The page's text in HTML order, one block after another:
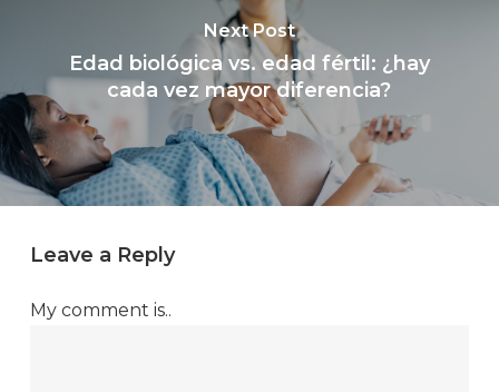
Next Post
Edad biológica vs. edad fértil: ¿hay
cada vez mayor diferencia?
Leave a Reply
My comment is..